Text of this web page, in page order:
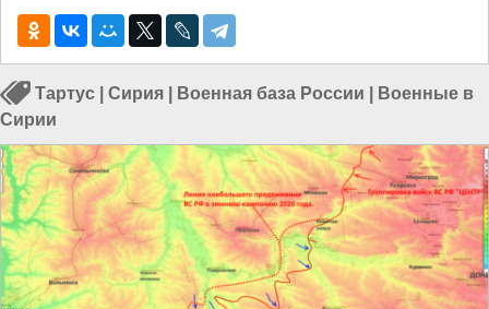
Тартус Сирия Военная база России
Военные в
Сирии